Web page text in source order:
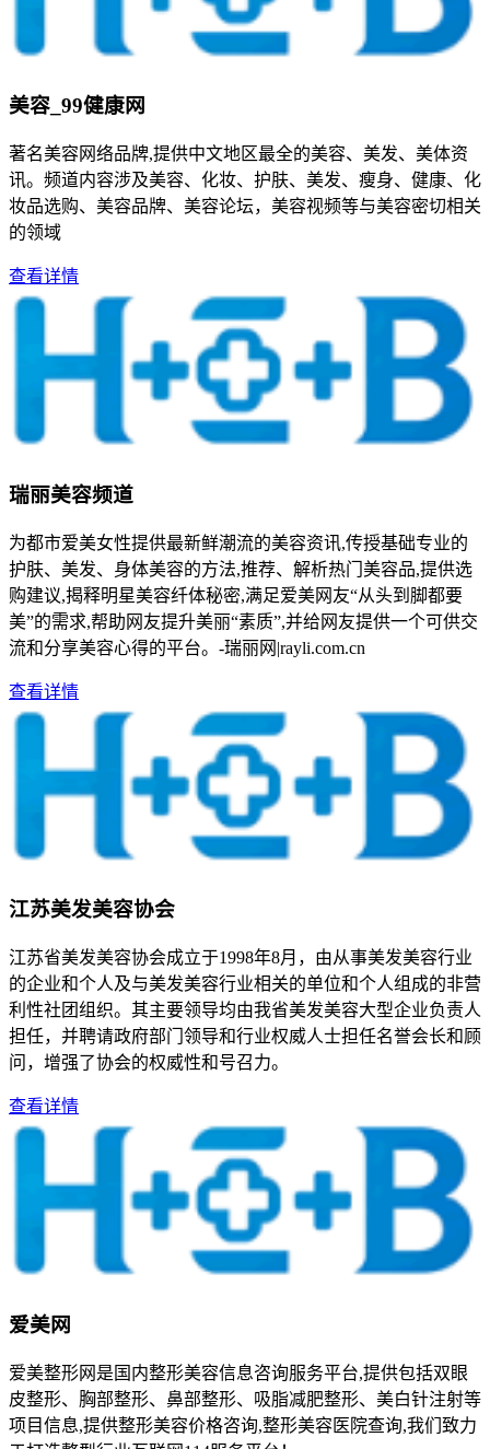
美容_99健康网
著名美容网络品牌,提供中文地区最全的美容、美发、美体资
讯。频道内容涉及美容、化妆、护肤、美发、瘦身、健康、化
妆品选购、美容品牌、美容论坛，美容视频等与美容密切相关
的领域
查看详情
瑞丽美容频道
为都市爱美女性提供最新鲜潮流的美容资讯,传授基础专业的
护肤、美发、身体美容的方法,推荐、解析热门美容品,提供选
购建议,揭释明星美容纤体秘密,满足爱美网友“从头到脚都要
美”的需求,帮助网友提升美丽“素质”,并给网友提供一个可供交
流和分享美容心得的平台。-瑞丽网|rayli.com.cn
查看详情
江苏美发美容协会
江苏省美发美容协会成立于1998年8月，由从事美发美容行业
的企业和个人及与美发美容行业相关的单位和个人组成的非营
利性社团组织。其主要领导均由我省美发美容大型企业负责人
担任，并聘请政府部门领导和行业权威人士担任名誉会长和顾
问，增强了协会的权威性和号召力。
查看详情
爱美网
爱美整形网是国内整形美容信息咨询服务平台,提供包括双眼
皮整形、胸部整形、鼻部整形、吸脂减肥整形、美白针注射等
项目信息,提供整形美容价格咨询,整形美容医院查询,我们致力